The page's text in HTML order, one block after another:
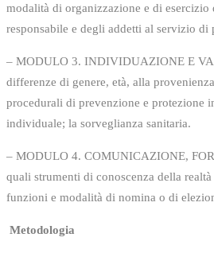
modalità di organizzazione e di
responsabile e degli addetti al servizio di
– MODULO 3. INDIVIDUAZIONE E
differenze di genere, età, alla
procedurali di prevenzione e protezione
individuale; la sorveglianza sanitaria.
– MODULO 4. COMUNICAZIONE,
quali strumenti di conoscenza della
funzioni e modalità di nomina o di
Metodologia